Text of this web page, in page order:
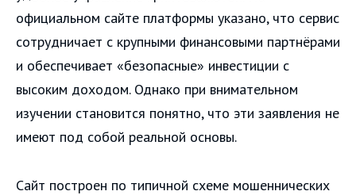
официальном сайте платформы указано, что сервис
сотрудничает с крупными финансовыми партнёрами
и обеспечивает «безопасные» инвестиции с
высоким доходом. Однако при внимательном
изучении становится понятно, что эти заявления не
имеют под собой реальной основы.
Сайт построен по типичной схеме мошеннических